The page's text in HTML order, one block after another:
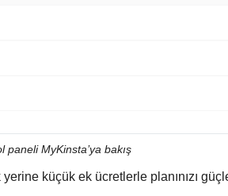
paneli MyKinsta’ya bakış
küçük ek ücretlerle planınızı